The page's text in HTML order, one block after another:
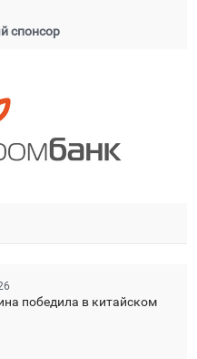
спонсор
победила в китайском